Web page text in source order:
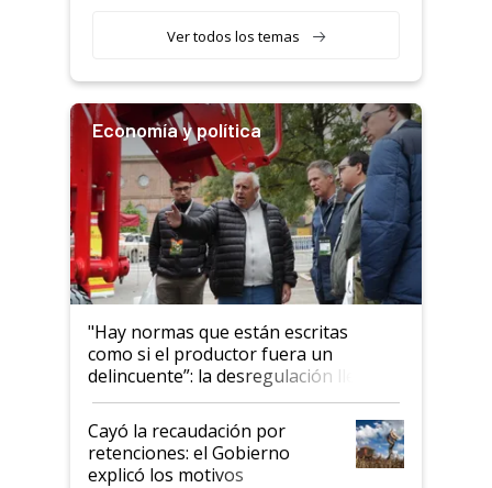
Ver todos los temas
Economía y política
"Hay normas que están escritas
como si el productor fuera un
delincuente”: la desregulación llegó
al Congreso Aapresid y hasta se
habló del financiamiento al IPCVA
Cayó la recaudación por
retenciones: el Gobierno
explicó los motivos